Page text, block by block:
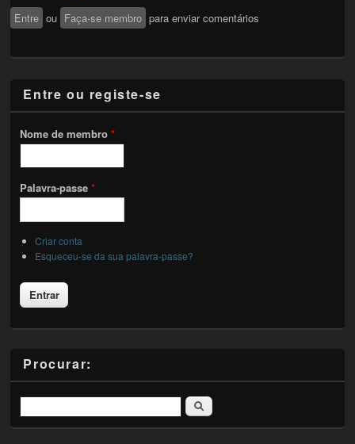
Entre ou Faça-se membro para enviar comentários
Entre ou registe-se
Nome de membro*
Palavra-passe*
Criar conta
Esqueceu-se da sua palavra-passe?
Procurar:
Pesquisar